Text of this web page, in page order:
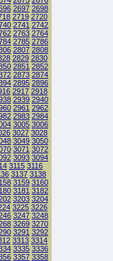
2697 2698
2719 2720
2741 2742
2763 2764
2785 2786
2807 2808
2829 2830
2851 2852
2873 2874
2895 2896
2917 2918
2939 2940
2961 2962
2983 2984
3005 3006
3027 3028
3049 3050
3071 3072
3093 3094
3115 3116
3137 3138
3159 3160
3181 3182
3203 3204
3225 3226
3247 3248
3269 3270
3291 3292
3313 3314
3335 3336
3357 3358